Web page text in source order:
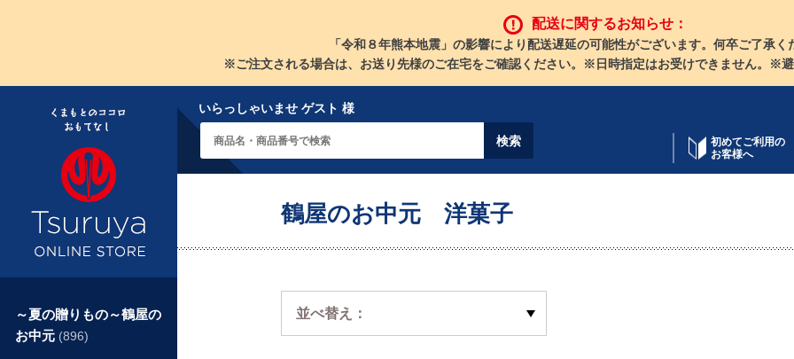
配送に関するお知らせ：
「令和８年熊本地震」の影響により配送遅延の可能性がございます。何卒ご了承く
※ご注文される場合は、お送り先様のご在宅をご確認ください。※日時指定はお受けできません。※
いらっしゃいませ ゲスト 様
初めてご利用の
お客様へ
鶴屋のお中元 洋菓子
並べ替え：
～夏の贈りもの～鶴屋の
お中元 (896)